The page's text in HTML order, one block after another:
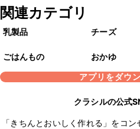
関連カテゴリ
乳製品 チーズ
ごはんもの
おかゆ
アプリをダウ
クラシルの公式
「きちんとおいしく作れる」をコ